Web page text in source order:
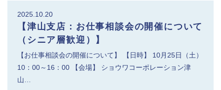
2025.10.20
【津山支店：お仕事相談会の開催について
（シニア層歓迎）】
【お仕事相談会の開催について】 【日時】 10月25日（土）
10：00～16：00 【会場】 ショウワコーポレーション津
山…